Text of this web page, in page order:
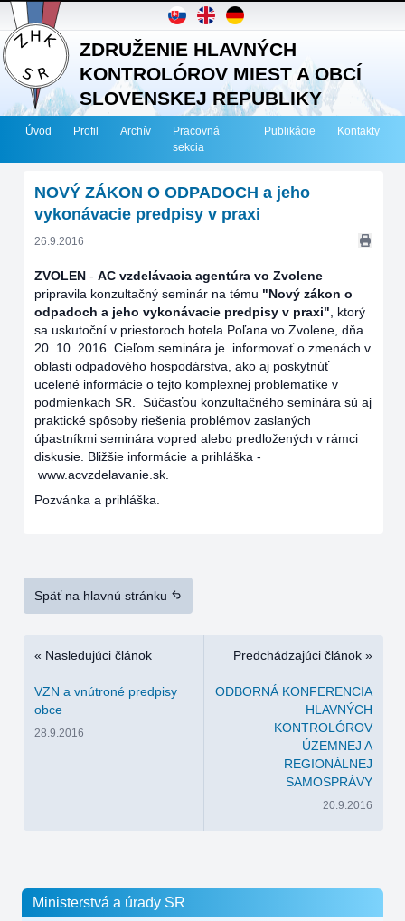
ZDRUŽENIE HLAVNÝCH
KONTROLÓROV MIEST A OBCÍ
SLOVENSKEJ REPUBLIKY
Úvod Profil Archív
Pracovná
sekcia
Publikácie Kontakty
Ministerstvá a úrady SR
NOVÝ ZÁKON O ODPADOCH a jeho
vykonávacie predpisy v praxi
26.9.2016
ZVOLEN - AC vzdelávacia agentúra vo Zvolene
pripravila konzultačný seminár na tému "Nový zákon o
odpadoch a jeho vykonávacie predpisy v praxi" , ktorý
sa uskutoční v priestoroch hotela Poľana vo Zvolene, dňa
20. 10. 2016. Cieľom seminára je informovať o zmenách v
oblasti odpadového hospodárstva, ako aj poskytnúť
ucelené informácie o tejto komplexnej problematike v
podmienkach SR. Súčasťou konzultačného seminára sú aj
praktické spôsoby riešenia problémov zaslaných
úþastníkmi seminára vopred alebo predložených v rámci
diskusie. Bližšie informácie a prihláška -
www.acvzdelavanie.sk.
Pozvánka a prihláška.
Späť na hlavnú stránku
« Nasledujúci článok
VZN a vnútroné predpisy
obce
28.9.2016
Predchádzajúci článok »
ODBORNÁ KONFERENCIA
HLAVNÝCH
KONTROLÓROV
ÚZEMNEJ A
REGIONÁLNEJ
SAMOSPRÁVY
20.9.2016